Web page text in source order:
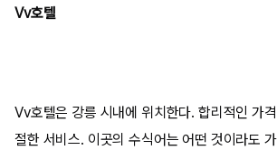
Vv호텔
Vv호텔은 강릉 시내에 위치한다. 합리적인 가
절한 서비스. 이곳의 수식어는 어떤 것이라도